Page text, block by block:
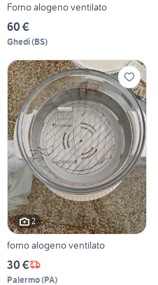
Forno alogeno ventilato
60 €
Ghedi(BS)
2
forno alogeno ventilato
30 €
Palermo(PA)